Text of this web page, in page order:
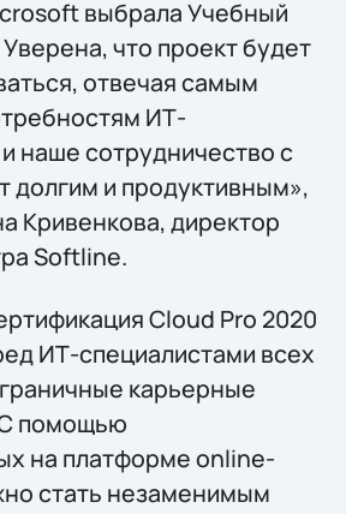
выбрала Учебный
что проект будет
отвечая самым
ИТ-
наше сотрудничество с
долгим и продуктивным»,
Кривенкова, директор
Softline.
Cloud Pro 2020
ИТ-специалистами всех
карьерные
помощью
на платформе online-
стать незаменимым